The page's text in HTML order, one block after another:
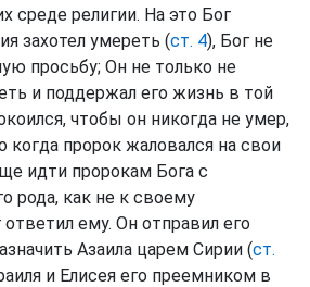
среде религии. На это Бог
захотел умереть (ст. 4), Бог не
просьбу; Он не только не
и поддержал его жизнь в той
чтобы он никогда не умер,
когда пророк жаловался на свои
идти пророкам Бога с
рода, как не к своему
ответил ему. Он отправил его
Азаила царем Сирии (ст.
и Елисея его преемником в